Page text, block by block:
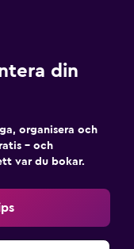
din
organisera och
– och
var du bokar.